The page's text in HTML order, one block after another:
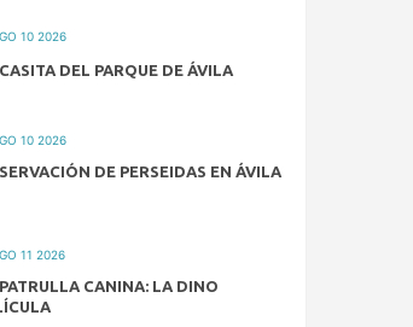
10 2026
DEL PARQUE DE ÁVILA
10 2026
DE PERSEIDAS EN ÁVILA
11 2026
CANINA: LA DINO